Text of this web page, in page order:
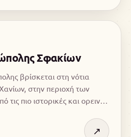
Σφακίων
βρίσκεται στη νότια
στην περιοχή των
τις πιο ιστορικές και ορεινές
↗